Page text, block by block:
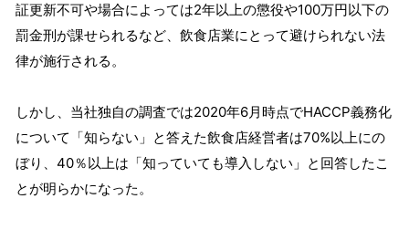
証更新不可や場合によっては2年以上の懲役や100万円以下の
罰金刑が課せられるなど、飲食店業にとって避けられない法
律が施行される。
しかし、当社独自の調査では2020年6月時点でHACCP義務化
について「知らない」と答えた飲食店経営者は70%以上にの
ぼり、40％以上は「知っていても導入しない」と回答したこ
とが明らかになった。